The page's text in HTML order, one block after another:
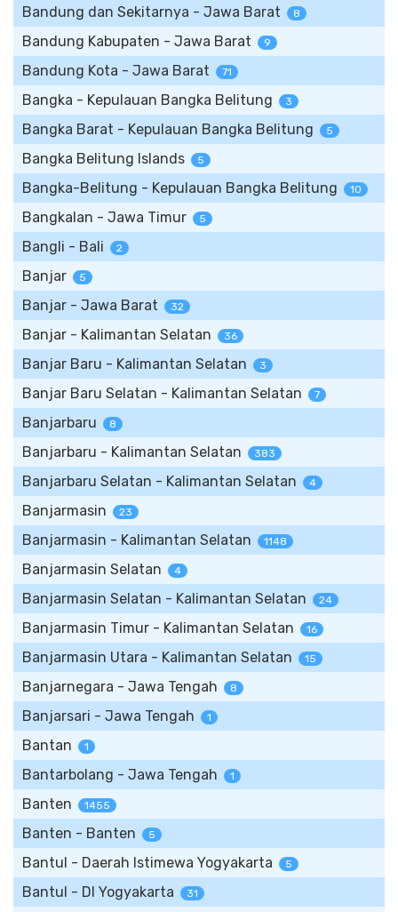
Bandung dan Sekitarnya - Jawa Barat 8
Bandung Kabupaten - Jawa Barat 9
Bandung Kota - Jawa Barat 71
Bangka - Kepulauan Bangka Belitung 3
Bangka Barat - Kepulauan Bangka Belitung 5
Bangka Belitung Islands 5
Bangka-Belitung - Kepulauan Bangka Belitung 10
Bangkalan - Jawa Timur 5
Bangli - Bali 2
Banjar 5
Banjar - Jawa Barat 32
Banjar - Kalimantan Selatan 36
Banjar Baru - Kalimantan Selatan 3
Banjar Baru Selatan - Kalimantan Selatan 7
Banjarbaru 8
Banjarbaru - Kalimantan Selatan 383
Banjarbaru Selatan - Kalimantan Selatan 4
Banjarmasin 23
Banjarmasin - Kalimantan Selatan 1148
Banjarmasin Selatan 4
Banjarmasin Selatan - Kalimantan Selatan 24
Banjarmasin Timur - Kalimantan Selatan 16
Banjarmasin Utara - Kalimantan Selatan 15
Banjarnegara - Jawa Tengah 8
Banjarsari - Jawa Tengah 1
Bantan 1
Bantarbolang - Jawa Tengah 1
Banten 1455
Banten - Banten 5
Bantul - Daerah Istimewa Yogyakarta 5
Bantul - DI Yogyakarta 31